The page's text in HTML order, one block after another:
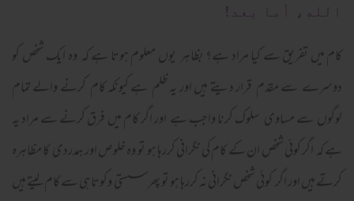
الله، أما بعد!
کام میں تفریق سے کیا مراد ہے؟ بظاہر یوں معلوم ہوتا ہے کہ وہ ایک شخص کو
دوسرے سے مقدم قرار دیتے ہیں اور یہ ظلم ہے کیونکہ کام کرنے والے تمام
لوگوں سے مساوی سلوک کرنا واجب ہے اور اگر کام میں فرق کرنے سے مراد یہ
ہے کہ اگر کوئی شخص ان کے کام کی نگرانی کررہا ہو تو وہ خلوص اور ہمدردی کا مظاہرہ
کرتے ہیں اور اگر کوئی شخص نگرانی نہ کررہا ہو تو پھر سستی وکوتاہی سے کام لیتے ہیں